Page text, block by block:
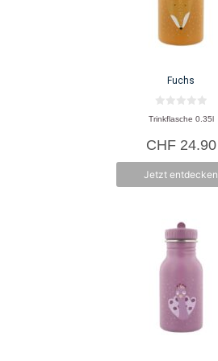
Fuchs
0
v
n
5
Trinkflasche 0.35l
CHF24.90
Jetzt entdecken